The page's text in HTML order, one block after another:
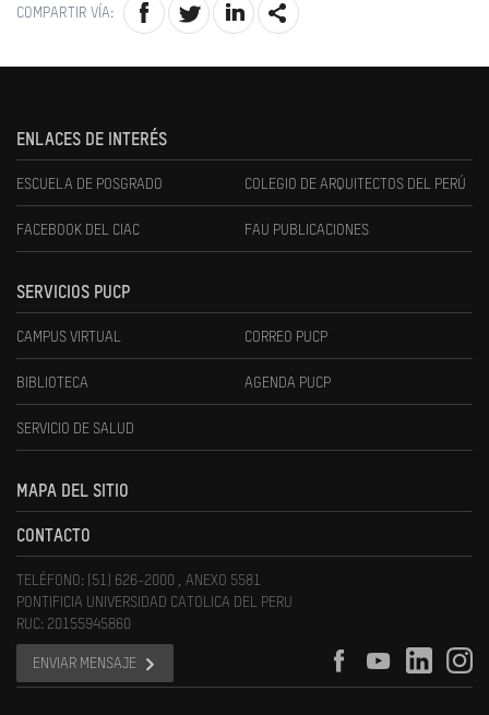
COMPARTIR VÍA:
ENLACES DE INTERÉS
ESCUELA DE POSGRADO COLEGIO DE ARQUITECTOS DEL PERÚ
FACEBOOK DEL CIAC FAU PUBLICACIONES
SERVICIOS PUCP
CAMPUS VIRTUAL CORREO PUCP
BIBLIOTECA AGENDA PUCP
SERVICIO DE SALUD
MAPA DEL SITIO
CONTACTO
TELÉFONO: (51) 626-2000 , ANEXO 5581
PONTIFICIA UNIVERSIDAD CATOLICA DEL PERU
RUC: 20155945860
ENVIAR MENSAJE